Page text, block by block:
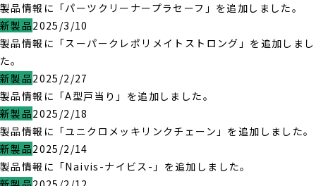
製品情報に「パーツクリーナープラセーフ」を追加しました。
新製品2025/3/10
製品情報に「スーパークレポリメイトストロング」を追加しまし
た。
新製品2025/2/27
製品情報に「A型戸当り」を追加しました。
新製品2025/2/18
製品情報に「ユニクロメッキリンクチェーン」を追加しました。
新製品2025/2/14
製品情報に「Naivis-ナイビス-」を追加しました。